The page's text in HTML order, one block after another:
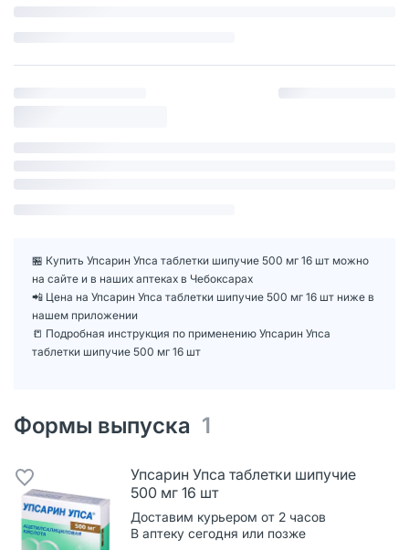
🏪 Купить Упсарин Упса таблетки шипучие 500 мг 16 шт можно
на сайте и в наших аптеках в Чебоксарах
📲 Цена на Упсарин Упса таблетки шипучие 500 мг 16 шт ниже в
нашем приложении
📒 Подробная инструкция по применению Упсарин Упса
таблетки шипучие 500 мг 16 шт
Формы выпуска 1
Упсарин Упса таблетки шипучие
500 мг 16 шт
Доставим курьером от 2 часов
В аптеку сегодня или позже